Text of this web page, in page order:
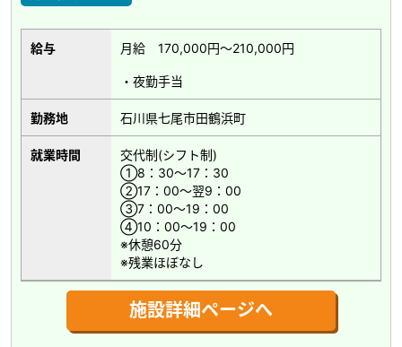
給与 月給 170,000円～210,000円
・夜勤手当
勤務地 石川県七尾市田鶴浜町
就業時間
交代制(シフト制)
①8：30～17：30
②17：00～翌9：00
③7：00～19：00
④10：00～19：00
※休憩60分
※残業ほぼなし
施設詳細ページへ